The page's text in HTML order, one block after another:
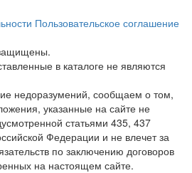
Пользовательское соглашение
в каталоге не являются
недоразумений, сообщаем о том,
указанные на сайте не
статьями 435, 437
Федерации и не влечет за
по заключению договоров
на настоящем сайте.